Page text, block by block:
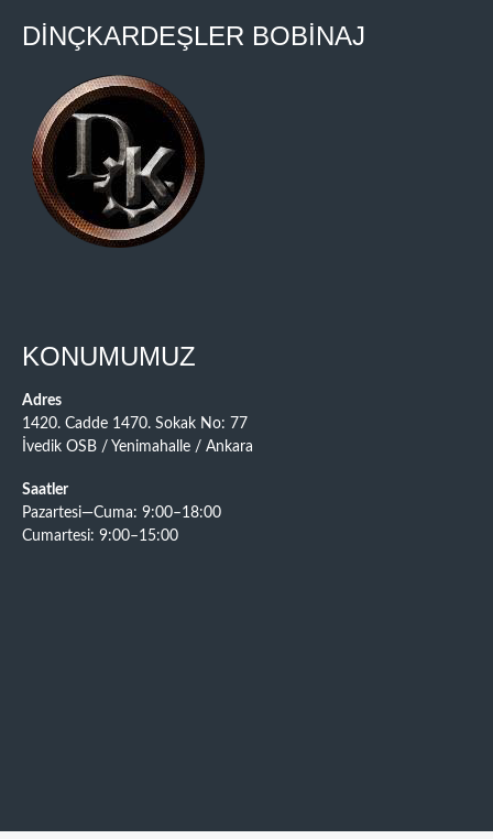
DİNÇKARDEŞLER BOBİNAJ
KONUMUMUZ
Adres
1420. Cadde 1470. Sokak No: 77
İvedik OSB / Yenimahalle / Ankara
Saatler
Pazartesi—Cuma: 9:00–18:00
Cumartesi: 9:00–15:00